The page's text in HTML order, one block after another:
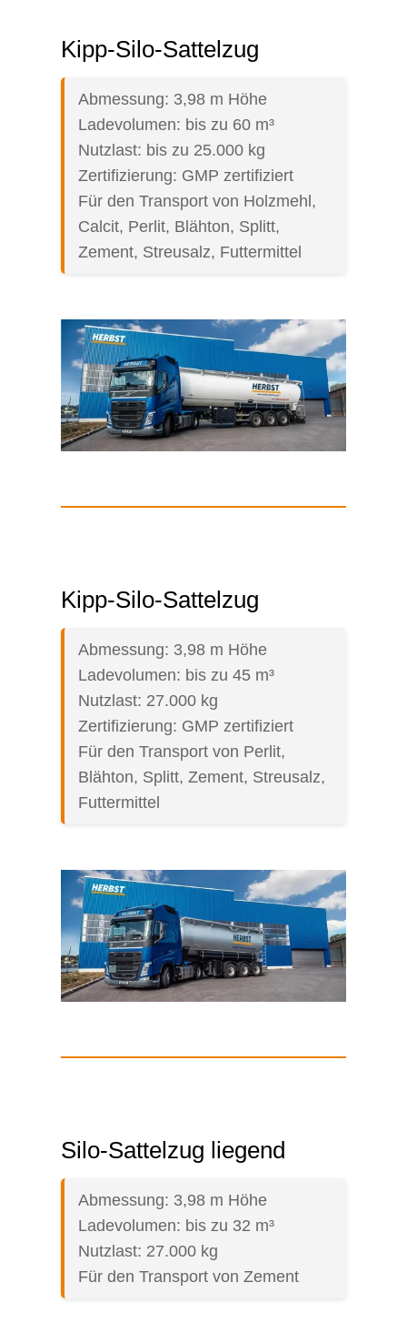
Kipp-Silo-Sattelzug
Abmessung: 3,98 m Höhe
Ladevolumen: bis zu 60 m³
Nutzlast: bis zu 25.000 kg
Zertifizierung: GMP zertifiziert
Für den Transport von Holzmehl,
Calcit, Perlit, Blähton, Splitt,
Zement, Streusalz, Futtermittel
Kipp-Silo-Sattelzug
Abmessung: 3,98 m Höhe
Ladevolumen: bis zu 45 m³
Nutzlast: 27.000 kg
Zertifizierung: GMP zertifiziert
Für den Transport von Perlit,
Blähton, Splitt, Zement, Streusalz,
Futtermittel
Silo-Sattelzug liegend
Abmessung: 3,98 m Höhe
Ladevolumen: bis zu 32 m³
Nutzlast: 27.000 kg
Für den Transport von Zement